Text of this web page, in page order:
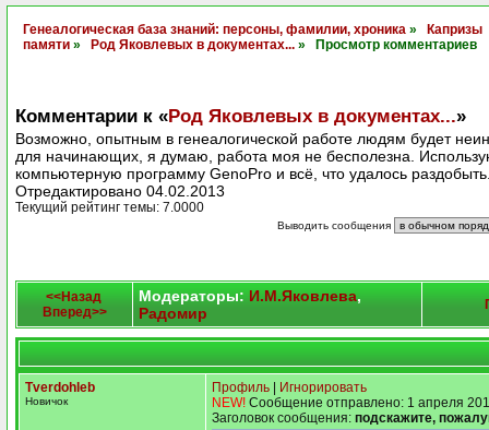
Генеалогическая база знаний: персоны, фамилии, хроника »
Капризы
памяти » Род Яковлевых в документах... » Просмотр комментариев
Комментарии к «Род Яковлевых в документах...»
Возможно, опытным в генеалогической работе людям будет
для начинающих, я думаю, работа моя не бесполезна.
компьютерную программу GenoPro и всё, что удалось
Отредактировано 04.02.2013
Текущий рейтинг темы: 7.0000
Выводить сообщения
<<Назад
Вперед>>
Модераторы: И.М.Яковлева,
Радомир
Tverdohleb
Новичок
Профиль
Игнорировать
NEW! Сообщение отправлено: 1 апреля
Заголовок сообщения: подскажите,